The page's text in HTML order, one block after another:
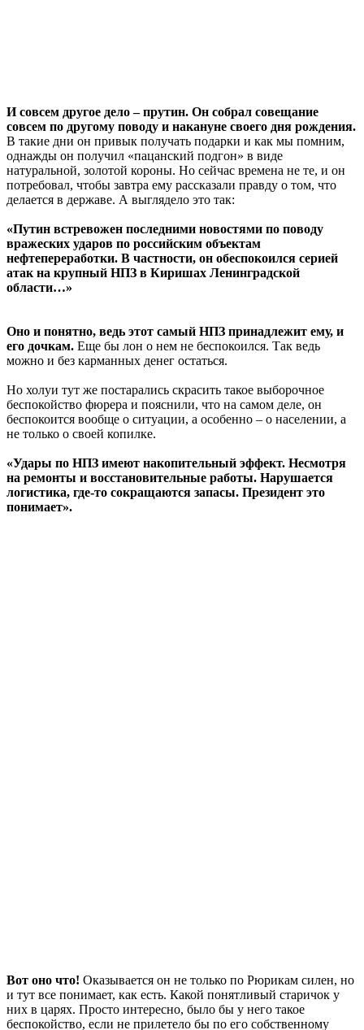
И совсем другое дело – прутин. Он собрал совещание
совсем по другому поводу и накануне своего дня рождения.
В такие дни он привык получать подарки и как мы помним,
однажды он получил «пацанский подгон» в виде
натуральной, золотой короны. Но сейчас времена не те, и он
потребовал, чтобы завтра ему рассказали правду о том, что
делается в державе. А выглядело это так:
«Путин встревожен последними новостями по поводу
вражеских ударов по российским объектам
нефтепереработки. В частности, он обеспокоился серией
атак на крупный НПЗ в Киришах Ленинградской
области…»
Оно и понятно, ведь этот самый НПЗ принадлежит ему, и
его дочкам. Еще бы лон о нем не беспокоился. Так ведь
можно и без карманных денег остаться.
Но холуи тут же постарались скрасить такое выборочное
беспокойство фюрера и пояснили, что на самом деле, он
беспокоится вообще о ситуации, а особенно – о населении, а
не только о своей копилке.
«Удары по НПЗ имеют накопительный эффект. Несмотря
на ремонты и восстановительные работы. Нарушается
логистика, где-то сокращаются запасы. Президент это
понимает».
Вот оно что! Оказывается он не только по Рюрикам силен, но
и тут все понимает, как есть. Какой понятливый старичок у
них в царях. Просто интересно, было бы у него такое
беспокойство, если не прилетело бы по его собственному